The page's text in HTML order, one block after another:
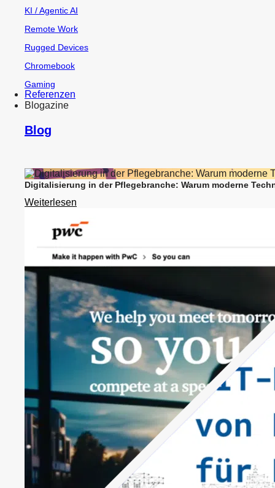
KI / Agentic AI
Remote Work
Rugged Devices
Chromebook
Gaming
Referenzen
Blogazine
Blog
Digitalisierung in der Pflegebranche: Warum moderne
Weiterlesen